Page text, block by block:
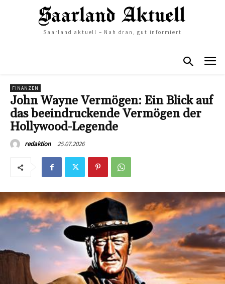
Saarland aktuell – Nah dran, gut informiert
FINANZEN
John Wayne Vermögen: Ein Blick auf
das beeindruckende Vermögen der
Hollywood-Legende
redaktion 25.07.2026